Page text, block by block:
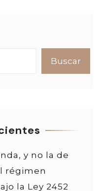
Buscar
y no la de
régimen
la Ley 2452